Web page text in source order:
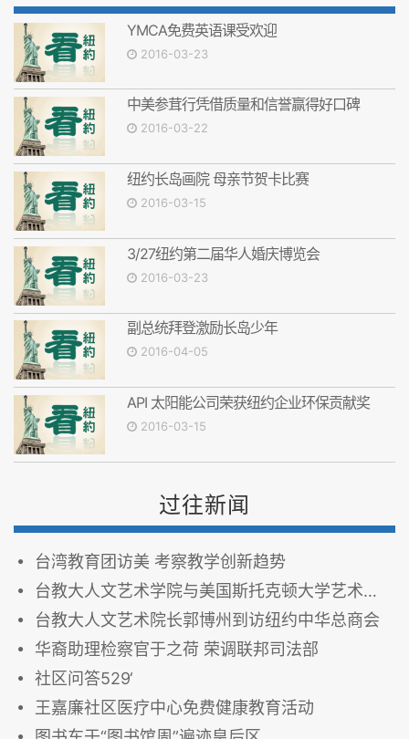
YMCA免费英语课受欢迎
2016-03-23
中美参茸行凭借质量和信誉赢得好口碑
2016-03-22
纽约长岛画院 母亲节贺卡比赛
2016-03-15
3/27纽约第二届华人婚庆博览会
2016-03-23
副总统拜登激励长岛少年
2016-04-05
API 太阳能公司荣获纽约企业环保贡献奖
2016-03-15
过往新闻
台湾教育团访美 考察教学创新趋势
台教大人文艺术学院与美国斯托克顿大学艺术与人文学院结为友好学院
台教大人文艺术院长郭博州到访纽约中华总商会
华裔助理检察官于之荷 荣调联邦司法部
社区问答529‘
王嘉廉社区医疗中心免费健康教育活动